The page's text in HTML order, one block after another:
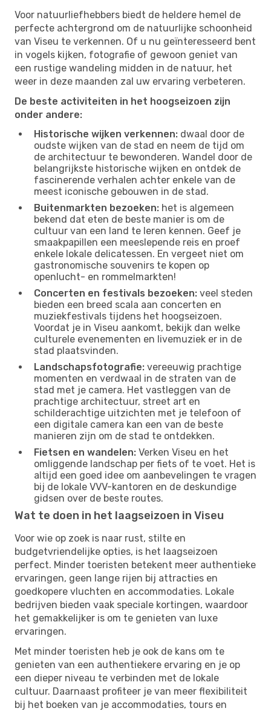
Voor natuurliefhebbers biedt de heldere hemel de
perfecte achtergrond om de natuurlijke schoonheid
van Viseu te verkennen. Of u nu geïnteresseerd bent
in vogels kijken, fotografie of gewoon geniet van
een rustige wandeling midden in de natuur, het
weer in deze maanden zal uw ervaring verbeteren.
De beste activiteiten in het hoogseizoen zijn
onder andere:
Historische wijken verkennen: dwaal door de
oudste wijken van de stad en neem de tijd om
de architectuur te bewonderen. Wandel door de
belangrijkste historische wijken en ontdek de
fascinerende verhalen achter enkele van de
meest iconische gebouwen in de stad.
Buitenmarkten bezoeken: het is algemeen
bekend dat eten de beste manier is om de
cultuur van een land te leren kennen. Geef je
smaakpapillen een meeslepende reis en proef
enkele lokale delicatessen. En vergeet niet om
gastronomische souvenirs te kopen op
openlucht- en rommelmarkten!
Concerten en festivals bezoeken: veel steden
bieden een breed scala aan concerten en
muziekfestivals tijdens het hoogseizoen.
Voordat je in Viseu aankomt, bekijk dan welke
culturele evenementen en livemuziek er in de
stad plaatsvinden.
Landschapsfotografie: vereeuwig prachtige
momenten en verdwaal in de straten van de
stad met je camera. Het vastleggen van de
prachtige architectuur, street art en
schilderachtige uitzichten met je telefoon of
een digitale camera kan een van de beste
manieren zijn om de stad te ontdekken.
Fietsen en wandelen: Verken Viseu en het
omliggende landschap per fiets of te voet. Het is
altijd een goed idee om aanbevelingen te vragen
bij de lokale VVV-kantoren en de deskundige
gidsen over de beste routes.
Wat te doen in het laagseizoen in Viseu
Voor wie op zoek is naar rust, stilte en
budgetvriendelijke opties, is het laagseizoen
perfect. Minder toeristen betekent meer authentieke
ervaringen, geen lange rijen bij attracties en
goedkopere vluchten en accommodaties. Lokale
bedrijven bieden vaak speciale kortingen, waardoor
het gemakkelijker is om te genieten van luxe
ervaringen.
Met minder toeristen heb je ook de kans om te
genieten van een authentiekere ervaring en je op
een dieper niveau te verbinden met de lokale
cultuur. Daarnaast profiteer je van meer flexibiliteit
bij het boeken van je accommodaties, tours en